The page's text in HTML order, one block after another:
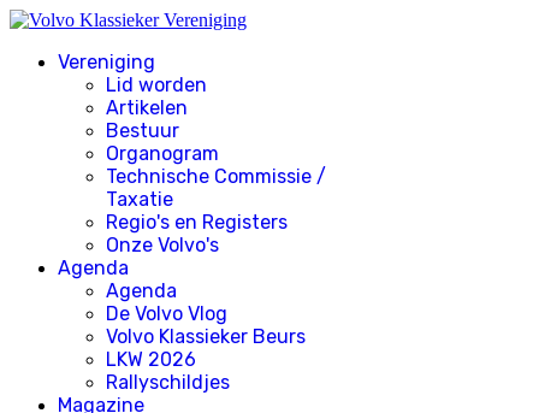
Vereniging
Lid worden
Artikelen
Bestuur
Organogram
Technische Commissie /
Taxatie
Regio's en Registers
Onze Volvo's
Agenda
Agenda
De Volvo Vlog
Volvo Klassieker Beurs
LKW 2026
Rallyschildjes
Magazine